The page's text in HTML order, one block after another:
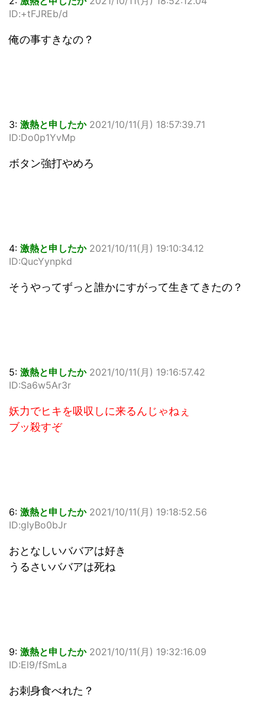
ID:+tFJREb/d
俺の事すきなの？
3: 激熱と申したか 2021/10/11(月) 18:57:39.71
ID:Do0p1YvMp
ボタン強打やめろ
4: 激熱と申したか 2021/10/11(月) 19:10:34.12
ID:QucYynpkd
そうやってずっと誰かにすがって生きてきたの？
5: 激熱と申したか 2021/10/11(月) 19:16:57.42
ID:Sa6w5Ar3r
妖力でヒキを吸収しに来るんじゃねぇ
ブッ殺すぞ
6: 激熱と申したか 2021/10/11(月) 19:18:52.56
ID:gIyBo0bJr
おとなしいババアは好き
うるさいババアは死ね
9: 激熱と申したか 2021/10/11(月) 19:32:16.09
ID:El9/fSmLa
お刺身食べれた？